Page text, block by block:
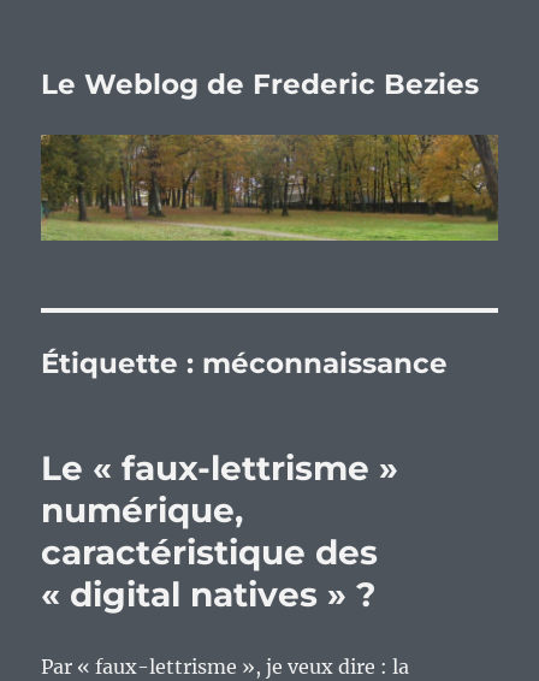
Le Weblog de Frederic Bezies
Étiquette : méconnaissance
Le « faux-lettrisme »
numérique,
caractéristique des
« digital natives » ?
Par « faux-lettrisme », je veux dire : la